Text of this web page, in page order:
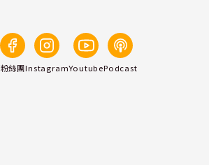
粉絲團InstagramYoutubePodcast